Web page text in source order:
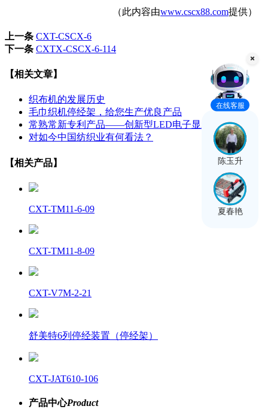
（此内容由www.cscx88.com提供）
上一条 CXT-CSCX-6
下一条 CXTX-CSCX-6-114
【相关文章】
织布机的发展历史
毛巾织机停经架，给您生产优良产品
常熟常新专利产品——创新型LED电子显示停经架
对如今中国纺织业有何看法？
【相关产品】
CXT-TM11-6-09
CXT-TM11-8-09
CXT-V7M-2-21
舒美特6列停经装置（停经架）
CXT-JAT610-106
产品中心Product
在线客服
陈玉升
夏春艳